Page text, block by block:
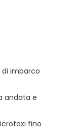
di imbarco
andata e
fino